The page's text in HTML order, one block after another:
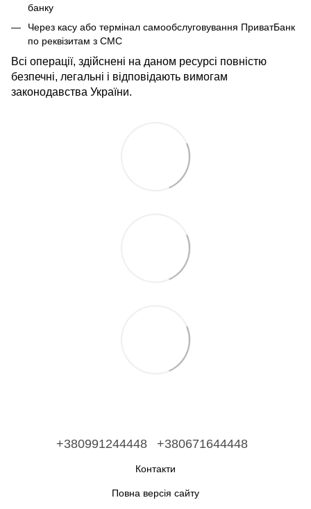
банку
Через касу або термінал самообслуговування ПриватБанк
по реквізитам з СМС
Всі операції, здійснені на даном ресурсі повністю
безпечні, легальні і відповідають вимогам
законодавства України.
+380991244448 +380671644448
Контакти
Повна версія сайту